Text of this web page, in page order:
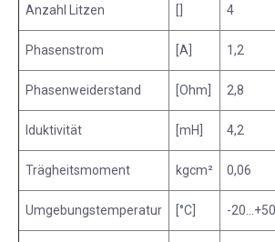
m
e
e
Anzahl Litzen 4
Phasenstrom [A] 1,2
Phasenweiderstand [Ohm] 2,8
Iduktivität [mH] 4,2
Trägheitsmoment kgcm² 0,06
Umgebungstemperatur [°C] -20...+50